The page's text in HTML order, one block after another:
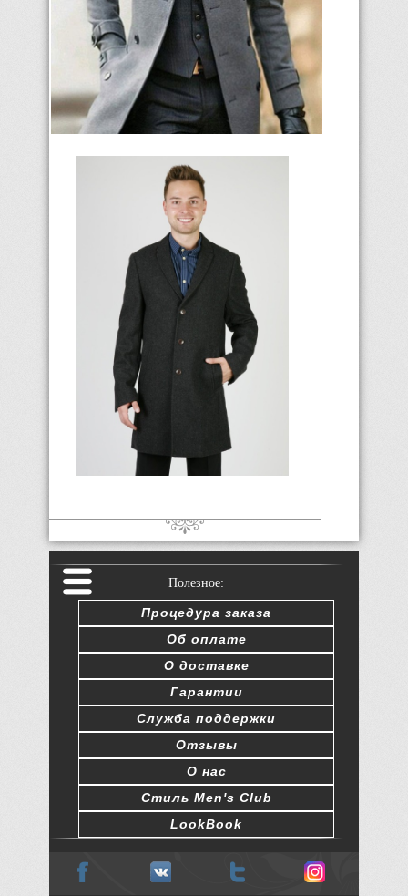
Полезное:
Процедура заказа
Об оплате
О доставке
Гарантии
Служба поддержки
Отзывы
О нас
Стиль Men's Club
LookBook